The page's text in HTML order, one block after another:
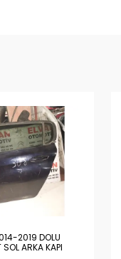
2019 DOLU
SOL ARKA KAPI